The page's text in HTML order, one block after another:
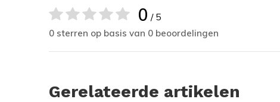
0 / 5
0 sterren op basis van 0 beoordelingen
Gerelateerde artikelen